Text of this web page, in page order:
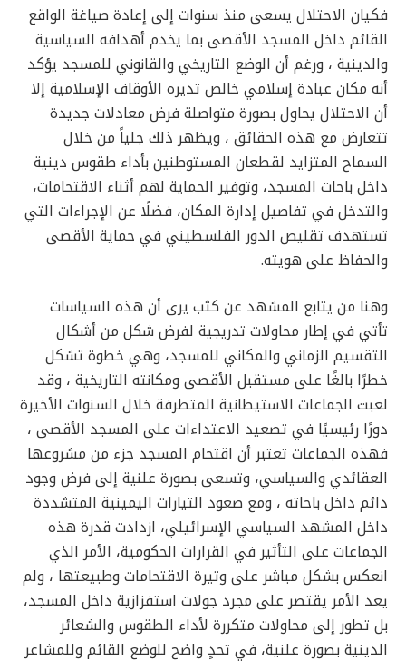
فكيان الاحتلال يسعى منذ سنوات إلى إعادة صياغة الواقع
القائم داخل المسجد الأقصى بما يخدم أهدافه السياسية
والدينية ، ورغم أن الوضع التاريخي والقانوني للمسجد يؤكد
أنه مكان عبادة إسلامي خالص تديره الأوقاف الإسلامية إلا
أن الاحتلال يحاول بصورة متواصلة فرض معادلات جديدة
تتعارض مع هذه الحقائق ، ويظهر ذلك جلياً من خلال
السماح المتزايد لقطعان المستوطنين بأداء طقوس دينية
داخل باحات المسجد، وتوفير الحماية لهم أثناء الاقتحامات،
والتدخل في تفاصيل إدارة المكان، فضلًا عن الإجراءات التي
تستهدف تقليص الدور الفلسطيني في حماية الأقصى
والحفاظ على هويته.
وهنا من يتابع المشهد عن كثب يرى أن هذه السياسات
تأتي في إطار محاولات تدريجية لفرض شكل من أشكال
التقسيم الزماني والمكاني للمسجد، وهي خطوة تشكل
خطرًا بالغًا على مستقبل الأقصى ومكانته التاريخية ، وقد
لعبت الجماعات الاستيطانية المتطرفة خلال السنوات الأخيرة
دورًا رئيسيًا في تصعيد الاعتداءات على المسجد الأقصى ،
فهذه الجماعات تعتبر أن اقتحام المسجد جزء من مشروعها
العقائدي والسياسي، وتسعى بصورة علنية إلى فرض وجود
دائم داخل باحاته ، ومع صعود التيارات اليمينية المتشددة
داخل المشهد السياسي الإسرائيلي، ازدادت قدرة هذه
الجماعات على التأثير في القرارات الحكومية، الأمر الذي
انعكس بشكل مباشر على وتيرة الاقتحامات وطبيعتها ، ولم
يعد الأمر يقتصر على مجرد جولات استفزازية داخل المسجد،
بل تطور إلى محاولات متكررة لأداء الطقوس والشعائر
الدينية بصورة علنية، في تحدٍ واضح للوضع القائم وللمشاعر